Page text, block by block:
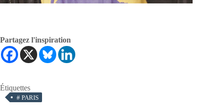
Partagez l'inspiration
Étiquettes
# PARIS